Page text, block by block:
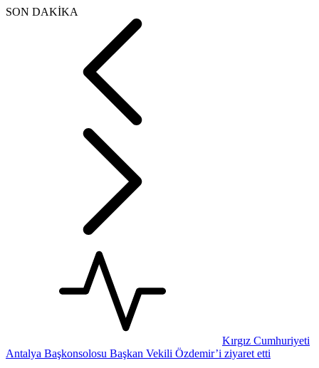
SON DAKİKA
Kırgız Cumhuriyeti
Antalya Başkonsolosu Başkan Vekili Özdemir’i ziyaret etti